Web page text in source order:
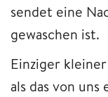
sendet eine
gewaschen ist.
Einziger
als das von